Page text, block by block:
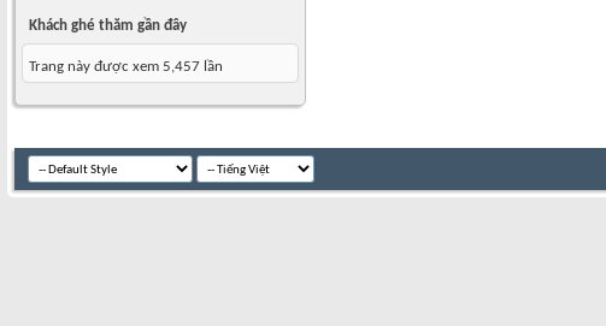
Khách ghé thăm gần đây
Trang này được xem 5,457 lần